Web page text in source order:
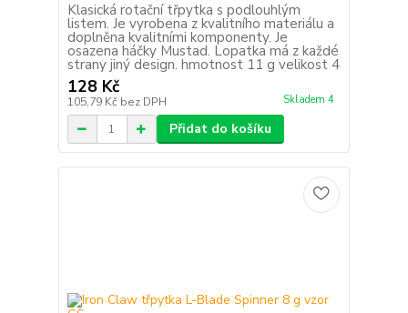
Klasická rotační třpytka s podlouhlým
listem. Je vyrobena z kvalitního materiálu a
doplněna kvalitními komponenty. Je
osazena háčky Mustad. Lopatka má z každé
strany jiný design. hmotnost 11 g velikost 4
128 Kč
105,79 Kč bez DPH Skladem 4
Přidat do košíku